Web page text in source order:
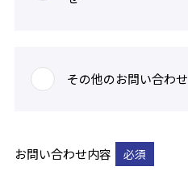
その他のお問い合わせ
お問い合わせ内容 必須